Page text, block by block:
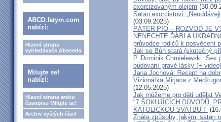
ABCD.fatym.com
nabízí:
Hlavní strana
vyhledávače Abeceda
Milujte se!
nabízí:
Hlavní strana webu
časopisu Milujte se!
Archiv vyšlých čísel
exorcizovaným olejem
Satan exorcistovi:
(03.09.2025)
PÁTER PIO – ROZVOD JE
NENECHTE ĎÁBLA
průvodce rodičů k posvěcení
Jak se Bůh stará (skutečný
P. Dominik Chmielewski:
budování pravé lásky (+ video)
Jana Jochová: Recept na
Vizionářka Mirjana z
(12.05.2025)
Jak můžeme pro děti udělat
"7 ŠOKUJÍCÍCH DŮVODŮ,
KATOLICKOU SVATBU !"
Znáte způsoby, jakými satan